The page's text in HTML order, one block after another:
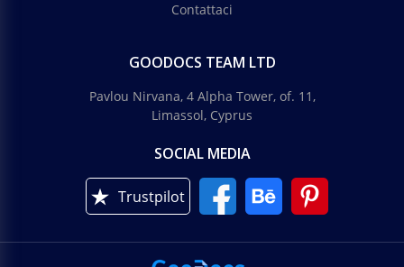
Contattaci
GOODOCS TEAM LTD
Pavlou Nirvana, 4 Alpha Tower, of. 11,
Limassol, Cyprus
SOCIAL MEDIA
Trustpilot